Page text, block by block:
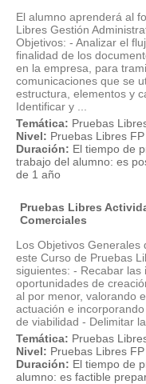
El alumno aprenderá al
Libres Gestión
Objetivos: - Analizar el
finalidad de los
en la empresa, para
comunicaciones que se
estructura, elementos y
Identificar y ...
Temática: Pruebas
Nivel: Pruebas Libres
Duración: El tiempo de
trabajo del alumno: es
de 1 año
Pruebas Libres
Comerciales
Los Objetivos
este Curso de Pruebas
siguientes: - Recabar
oportunidades de
al por menor, valorando
actuación e
de viabilidad - Delimitar
Temática: Pruebas
Nivel: Pruebas Libres
Duración: El tiempo de
alumno: es factible